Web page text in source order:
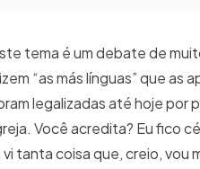
tema é um debate de
“as más línguas” que as
legalizadas até hoje por
Você acredita? Eu fico
vi tanta coisa que, creio, vou